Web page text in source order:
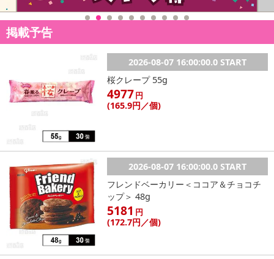
掲載予告
2026-08-07 16:00:00.0 START
桜クレープ 55g
4977円
(165.9円 ／個)
2026-08-07 16:00:00.0 START
フレンドベーカリー＜ココア＆チョコチ
ップ＞ 48g
5181 円
(172.7円 ／個)